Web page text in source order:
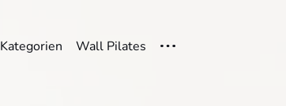
Kategorien Wall Pilates